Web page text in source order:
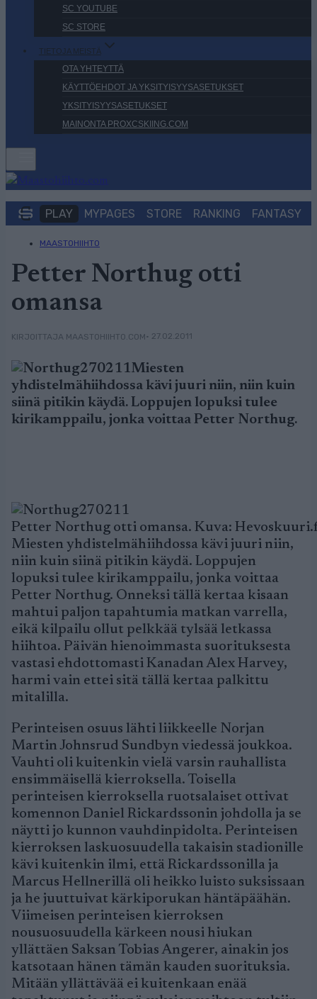
SC YOUTUBE
SC STORE
TIETOJA MEISTÄ
OTA YHTEYTTÄ
KÄYTTÖEHDOT JA YKSITYISYYSASETUKSET
YKSITYISYYSASETUKSET
MAINONTA PROXCSKIING.COM
PLAY MYPAGES STORE RANKING FANTASY
MAASTOHIIHTO
Petter Northug otti
omansa
KIRJOITTAJA MAASTOHIIHTO.COM• 27.02.2011
Miesten
yhdistelmähiihdossa kävi juuri niin, niin kuin
siinä pitikin käydä. Loppujen lopuksi tulee
kirikamppailu, jonka voittaa Petter Northug.
Petter Northug otti omansa. Kuva:
Miesten yhdistelmähiihdossa kävi juuri niin,
niin kuin siinä pitikin käydä. Loppujen
lopuksi tulee kirikamppailu, jonka voittaa
Petter Northug. Onneksi tällä kertaa kisaan
mahtui paljon tapahtumia matkan varrella,
eikä kilpailu ollut pelkkää tylsää letkassa
hiihtoa. Päivän hienoimmasta suorituksesta
vastasi ehdottomasti Kanadan Alex Harvey,
harmi vain ettei sitä tällä kertaa palkittu
mitalilla.
Perinteisen osuus lähti liikkeelle Norjan
Martin Johnsrud Sundbyn viedessä joukkoa.
Vauhti oli kuitenkin vielä varsin rauhallista
ensimmäisellä kierroksella. Toisella
perinteisen kierroksella ruotsalaiset ottivat
komennon Daniel Rickardssonin johdolla ja se
näytti jo kunnon vauhdinpidolta. Perinteisen
kierroksen laskuosuudella takaisin stadionille
kävi kuitenkin ilmi, että Rickardssonilla ja
Marcus Hellnerillä oli heikko luisto suksissaan
ja he juuttuivat kärkiporukan häntäpäähän.
Viimeisen perinteisen kierroksen
nousuosuudella kärkeen nousi hiukan
yllättäen Saksan Tobias Angerer, ainakin jos
katsotaan hänen tämän kauden suorituksia.
Mitään yllättävää ei kuitenkaan enää